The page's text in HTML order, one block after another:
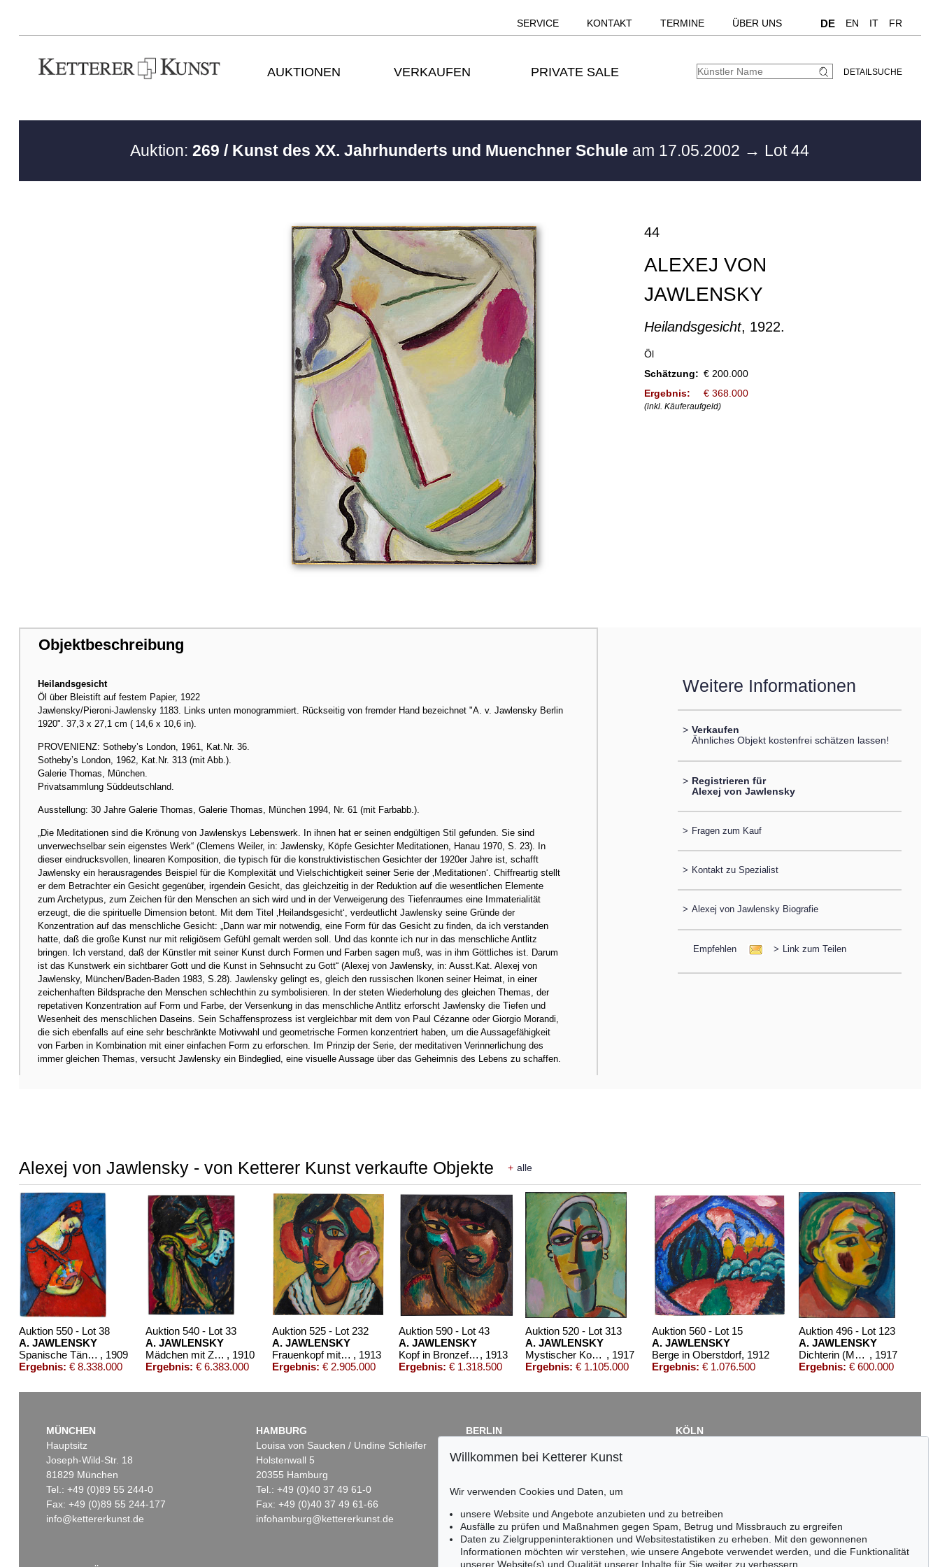
SERVICE KONTAKT TERMINE ÜBER UNS DE EN IT FR
AUKTIONEN VERKAUFEN PRIVATE SALE DETAILSUCHE
Auktion:269 / Kunst des XX. Jahrhunderts und Muenchner Schule am 17.05.2002 → Lot 44
44
ALEXEJ VON
JAWLENSKY
Heilandsgesicht, 1922.
Öl
Schätzung: € 200.000
Ergebnis:
€ 368.000
(inkl. Käuferaufgeld)
Objektbeschreibung
Heilandsgesicht
Öl über Bleistift auf festem Papier, 1922
Jawlensky/Pieroni-Jawlensky 1183. Links unten monogrammiert. Rückseitig von fremder Hand bezeichnet "A. v. Jawlensky Berlin
1920". 37,3 x 27,1 cm ( 14,6 x 10,6 in).
PROVENIENZ: Sotheby’s London, 1961, Kat.Nr. 36.
Sotheby’s London, 1962, Kat.Nr. 313 (mit Abb.).
Galerie Thomas, München.
Privatsammlung Süddeutschland.
Ausstellung: 30 Jahre Galerie Thomas, Galerie Thomas, München 1994, Nr. 61 (mit Farbabb.).
„Die Meditationen sind die Krönung von Jawlenskys Lebenswerk. In ihnen hat er seinen endgültigen Stil gefunden. Sie sind
unverwechselbar sein eigenstes Werk“ (Clemens Weiler, in: Jawlensky, Köpfe Gesichter Meditationen, Hanau 1970, S. 23). In
dieser eindrucksvollen, linearen Komposition, die typisch für die konstruktivistischen Gesichter der 1920er Jahre ist, schafft
Jawlensky ein herausragendes Beispiel für die Komplexität und Vielschichtigkeit seiner Serie der ‚Meditationen‘. Chiffreartig stellt
er dem Betrachter ein Gesicht gegenüber, irgendein Gesicht, das gleichzeitig in der Reduktion auf die wesentlichen Elemente
zum Archetypus, zum Zeichen für den Menschen an sich wird und in der Verweigerung des Tiefenraumes eine Immaterialität
erzeugt, die die spirituelle Dimension betont. Mit dem Titel ‚Heilandsgesicht‘, verdeutlicht Jawlensky seine Gründe der
Konzentration auf das menschliche Gesicht: „Dann war mir notwendig, eine Form für das Gesicht zu finden, da ich verstanden
hatte, daß die große Kunst nur mit religiösem Gefühl gemalt werden soll. Und das konnte ich nur in das menschliche Antlitz
bringen. Ich verstand, daß der Künstler mit seiner Kunst durch Formen und Farben sagen muß, was in ihm Göttliches ist. Darum
ist das Kunstwerk ein sichtbarer Gott und die Kunst in Sehnsucht zu Gott“ (Alexej von Jawlensky, in: Ausst.Kat. Alexej von
Jawlensky, München/Baden-Baden 1983, S.28). Jawlensky gelingt es, gleich den russischen Ikonen seiner Heimat, in einer
zeichenhaften Bildsprache den Menschen schlechthin zu symbolisieren. In der steten Wiederholung des gleichen Themas, der
repetativen Konzentration auf Form und Farbe, der Versenkung in das menschliche Antlitz erforscht Jawlensky die Tiefen und
Wesenheit des menschlichen Daseins. Sein Schaffensprozess ist vergleichbar mit dem von Paul Cézanne oder Giorgio Morandi,
die sich ebenfalls auf eine sehr beschränkte Motivwahl und geometrische Formen konzentriert haben, um die Aussagefähigkeit
von Farben in Kombination mit einer einfachen Form zu erforschen. Im Prinzip der Serie, der meditativen Verinnerlichung des
immer gleichen Themas, versucht Jawlensky ein Bindeglied, eine visuelle Aussage über das Geheimnis des Lebens zu schaffen.
Weitere Informationen
> Verkaufen
Ähnliches Objekt kostenfrei schätzen lassen!
> Registrieren für
Alexej von Jawlensky
> Fragen zum Kauf
> Kontakt zu Spezialist
> Alexej von Jawlensky Biografie
Empfehlen > Link zum Teilen
Alexej von Jawlensky - von Ketterer Kunst verkaufte Objekte + alle
Auktion 550 - Lot 38
A. JAWLENSKY
Spanische Tänzerin , 1909
Ergebnis: € 8.338.000
Auktion 540 - Lot 33
A. JAWLENSKY
Mädchen mit Zopf , 1910
Ergebnis: € 6.383.000
Auktion 525 - Lot 232
A. JAWLENSKY
Frauenkopf mit Blumen im Haar , 1913
Ergebnis: € 2.905.000
Auktion 590 - Lot 43
A. JAWLENSKY
Kopf in Bronzefarben – Bildnis Sacharoff , 1913
Ergebnis: € 1.318.500
Auktion 520 - Lot 313
A. JAWLENSKY
Mystischer Kopf: Galka Fatum - Fate , 1917
Ergebnis: € 1.105.000
Auktion 560 - Lot 15
A. JAWLENSKY
Berge in Oberstdorf, 1912
Ergebnis: € 1.076.500
Auktion 496 - Lot 123
A. JAWLENSKY
Dichterin (Mystischer Kopf) , 1917
Ergebnis: € 600.000
Auktion 600 - Lot 71
Auktion 424 - Lot 214
, 1908
Auktion 525 - Lot 204
A. JAWLENSKY
Stillleben , 1910
Ergebnis:€ 400.000
Auktion 432 - Lot 324
ALEXEJ VON JAWLENSKY
Sonnenuntergang, Borkum , 1928
Ergebnis:€ 400.000
MÜNCHEN
Hauptsitz
Joseph-Wild-Str. 18
81829 München
Tel.: +49 (0)89 55 244-0
Fax: +49 (0)89 55 244-177
info@kettererkunst.de
HAMBURG
Louisa von Saucken / Undine Schleifer
Holstenwall 5
20355 Hamburg
Tel.: +49 (0)40 37 49 61-0
Fax: +49 (0)40 37 49 61-66
infohamburg@kettererkunst.de
BERLIN
Fasanenstr. 70
Tel.: +49 (0)30 88 67 53-63
infoberlin@kettererkunst.de
KÖLN
Willkommen bei Ketterer Kunst
Wir verwenden Cookies und Daten, um
unsere Website und Angebote anzubieten und zu betreiben
Ausfälle zu prüfen und Maßnahmen gegen Spam, Betrug und Missbrauch zu ergreifen
Daten zu Zielgruppeninteraktionen und Websitestatistiken zu erheben. Mit den gewonnenen
Informationen möchten wir verstehen, wie unsere Angebote verwendet werden, und die Funktionalität
unserer Website(s) und Qualität unserer Inhalte für Sie weiter zu verbessern.